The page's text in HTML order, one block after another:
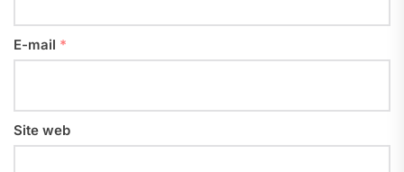
E-mail *
Site web